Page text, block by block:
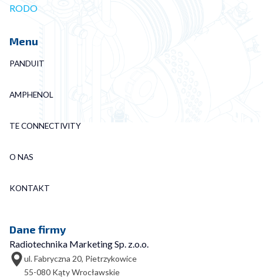
RODO
Menu
PANDUIT
AMPHENOL
TE CONNECTIVITY
O NAS
KONTAKT
Dane firmy
Radiotechnika Marketing Sp. z.o.o.
ul. Fabryczna 20, Pietrzykowice
55-080 Kąty Wrocławskie